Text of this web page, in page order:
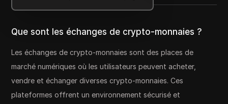
Que sont les échanges de crypto-monnaies ?
Les échanges de crypto-monnaies sont des places de
marché numériques où les utilisateurs peuvent acheter,
vendre et échanger diverses crypto-monnaies. Ces
plateformes offrent un environnement sécurisé et